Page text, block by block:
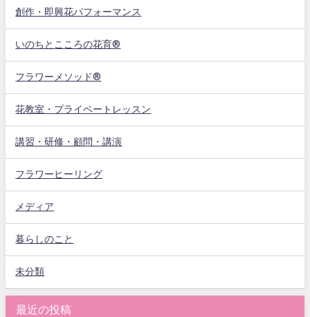
創作・即興花パフォーマンス
いのちとこころの花育®
フラワーメソッド®
花教室・プライベートレッスン
講習・研修・顧問・講演
フラワーヒーリング
メディア
暮らしのこと
未分類
最近の投稿